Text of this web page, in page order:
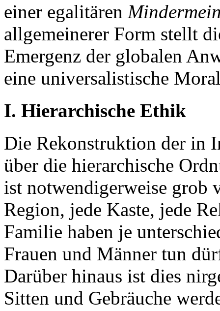
einer egalitären
allgemeinerer Form stellt
Emergenz der globalen
eine universalistische
I. Hierarchische Ethik
Die Rekonstruktion der in
über die hierarchische
ist notwendigerweise grob
Region, jede Kaste, jede
Familie haben je
Frauen und Männer tun
Darüber hinaus ist dies
Sitten und Gebräuche